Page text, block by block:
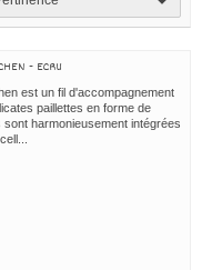
- ECRU
est un fil d'accompagnement
paillettes en forme de
harmonieusement intégrées